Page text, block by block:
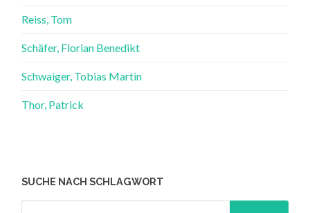
Reiss, Tom
Schäfer, Florian Benedikt
Schwaiger, Tobias Martin
Thor, Patrick
SUCHE NACH SCHLAGWORT